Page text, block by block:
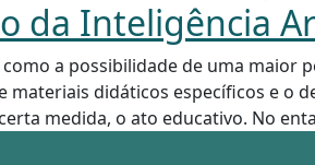
da Inteligência
a possibilidade de uma maior
didáticos específicos e o
medida, o ato educativo. No